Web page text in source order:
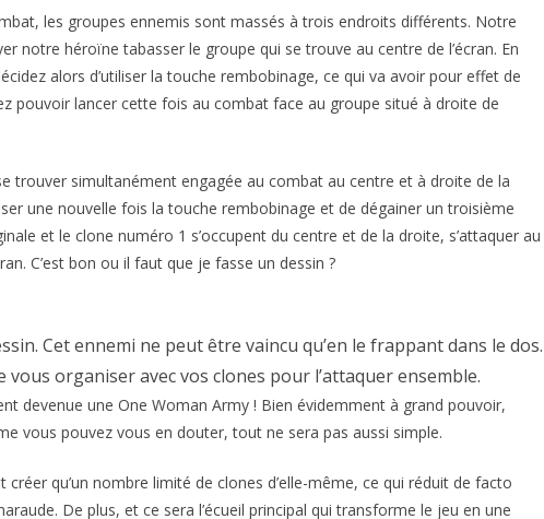
les groupes ennemis sont massés à trois endroits différents. Notre
notre héroïne tabasser le groupe qui se trouve au centre de l’écran. En
alors d’utiliser la touche rembobinage, ce qui va avoir pour effet de
pouvoir lancer cette fois au combat face au groupe situé à droite de
trouver simultanément engagée au combat au centre et à droite de la
une nouvelle fois la touche rembobinage et de dégainer un troisième
et le clone numéro 1 s’occupent du centre et de la droite, s’attaquer au
C’est bon ou il faut que je fasse un dessin ?
Cet ennemi ne peut être vaincu qu’en le frappant dans le dos.
vous organiser avec vos clones pour l’attaquer ensemble.
devenue une One Woman Army ! Bien évidemment à grand pouvoir,
vous pouvez vous en douter, tout ne sera pas aussi simple.
créer qu’un nombre limité de clones d’elle-même, ce qui réduit de facto
De plus, et ce sera l’écueil principal qui transforme le jeu en une